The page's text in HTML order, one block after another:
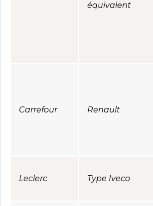
équivalent
Carrefour Renault
Leclerc Type Iveco